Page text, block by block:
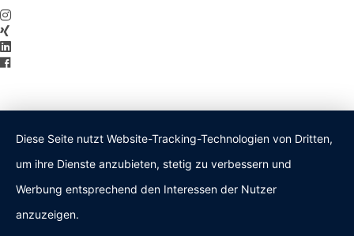
Diese Seite nutzt Website-Tracking-Technologien von Dritten,
um ihre Dienste anzubieten, stetig zu verbessern und
Werbung entsprechend den Interessen der Nutzer
anzuzeigen.